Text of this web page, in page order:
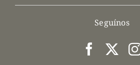
Seguínos